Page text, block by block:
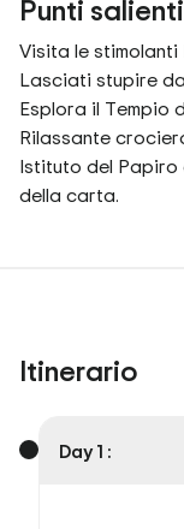
Punti salienti
Visita le
Lasciati stupire
Esplora il Tempio
Rilassante
Istituto del
della carta.
Itinerario
Day 1 :